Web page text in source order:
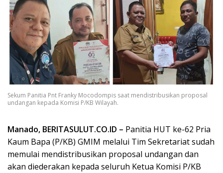
Sekum Panitia Pnt Franky Mocodompis saat mendistribusikan proposal
undangan kepada Komisi P/KB Wilayah.
Manado, BERITASULUT.CO.ID – Panitia HUT ke-62 Pria
Kaum Bapa (P/KB) GMIM melalui Tim Sekretariat sudah
memulai mendistribusikan proposal undangan dan
akan diederakan kepada seluruh Ketua Komisi P/KB